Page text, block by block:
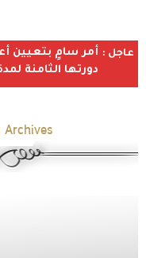
عاجل : أمر سامٍ بتعيين
دورتها الثامنة لمدة 4
Archives: